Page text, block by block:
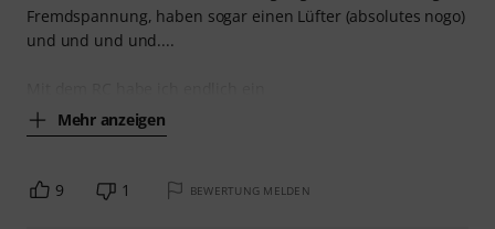
Fremdspannung, haben sogar einen Lüfter (absolutes nogo)
und und und und....
Mehr anzeigen
9 1 BEWERTUNG MELDEN